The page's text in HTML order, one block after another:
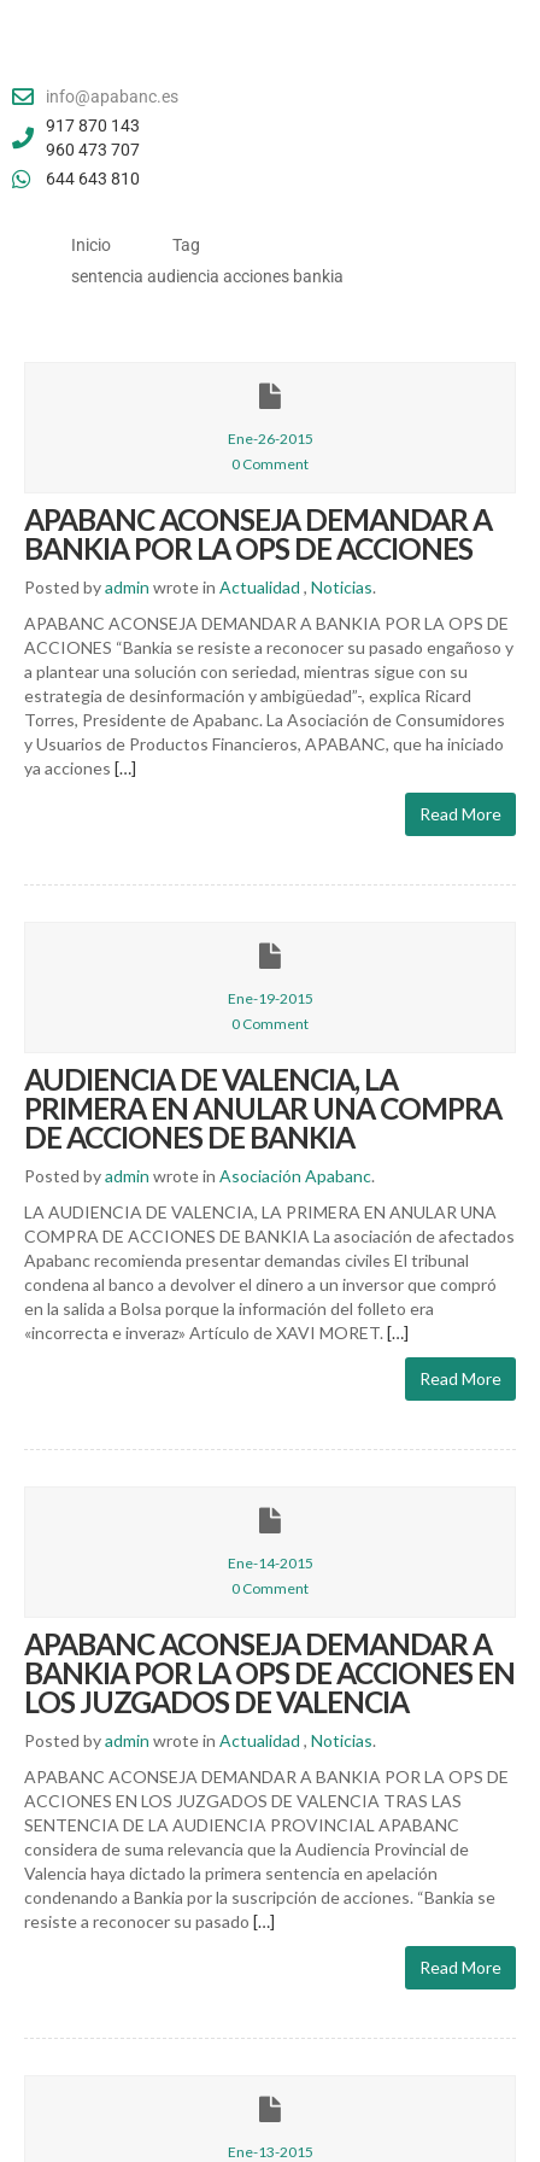
info@apabanc.es
917 870 143
960 473 707
644 643 810
Inicio
Tag
sentencia audiencia acciones bankia
Ene-26-2015
0 Comment
APABANC ACONSEJA DEMANDAR A
BANKIA POR LA OPS DE ACCIONES
Posted byadmin wrote in Actualidad , Noticias.
APABANC ACONSEJA DEMANDAR A BANKIA POR LA OPS DE
ACCIONES “Bankia se resiste a reconocer su pasado engañoso y
a plantear una solución con seriedad, mientras sigue con su
estrategia de desinformación y ambigüedad”-, explica Ricard
Torres, Presidente de Apabanc. La Asociación de Consumidores
y Usuarios de Productos Financieros, APABANC, que ha iniciado
ya acciones […]
Read More
Ene-19-2015
0 Comment
AUDIENCIA DE VALENCIA, LA
PRIMERA EN ANULAR UNA COMPRA
DE ACCIONES DE BANKIA
Posted byadmin wrote in Asociación Apabanc.
LA AUDIENCIA DE VALENCIA, LA PRIMERA EN ANULAR UNA
COMPRA DE ACCIONES DE BANKIA La asociación de afectados
Apabanc recomienda presentar demandas civiles El tribunal
condena al banco a devolver el dinero a un inversor que compró
en la salida a Bolsa porque la información del folleto era
«incorrecta e inveraz» Artículo de XAVI MORET. […]
Read More
Ene-14-2015
0 Comment
APABANC ACONSEJA DEMANDAR A
BANKIA POR LA OPS DE ACCIONES EN
LOS JUZGADOS DE VALENCIA
Posted byadmin wrote in Actualidad , Noticias.
APABANC ACONSEJA DEMANDAR A BANKIA POR LA OPS DE
ACCIONES EN LOS JUZGADOS DE VALENCIA TRAS LAS
SENTENCIA DE LA AUDIENCIA PROVINCIAL APABANC
considera de suma relevancia que la Audiencia Provincial de
Valencia haya dictado la primera sentencia en apelación
condenando a Bankia por la suscripción de acciones. “Bankia se
resiste a reconocer su pasado […]
Read More
Ene-13-2015